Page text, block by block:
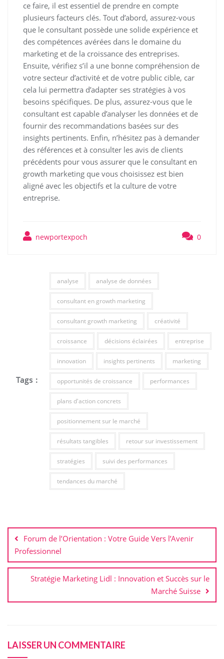
ce faire, il est essentiel de prendre en compte
plusieurs facteurs clés. Tout d’abord, assurez-vous
que le consultant possède une solide expérience et
des compétences avérées dans le domaine du
marketing et de la croissance des entreprises.
Ensuite, vérifiez s’il a une bonne compréhension de
votre secteur d’activité et de votre public cible, car
cela lui permettra d’adapter ses stratégies à vos
besoins spécifiques. De plus, assurez-vous que le
consultant est capable d’analyser les données et de
fournir des recommandations basées sur des
insights pertinents. Enfin, n’hésitez pas à demander
des références et à consulter les avis de clients
précédents pour vous assurer que le consultant en
growth marketing que vous choisissez est bien
aligné avec les objectifs et la culture de votre
entreprise.
newportexpoch 0
Tags :
analyse analyse de données
consultant en growth marketing
consultant growth marketing créativité
croissance décisions éclairées entreprise
innovation insights pertinents marketing
opportunités de croissance performances
plans d'action concrets
positionnement sur le marché
résultats tangibles retour sur investissement
stratégies suivi des performances
tendances du marché
de
l’article
Forum de l’Orientation : Votre Guide Vers l’Avenir
Professionnel
Stratégie Marketing Lidl : Innovation et Succès sur le
Marché Suisse
LAISSER UN COMMENTAIRE